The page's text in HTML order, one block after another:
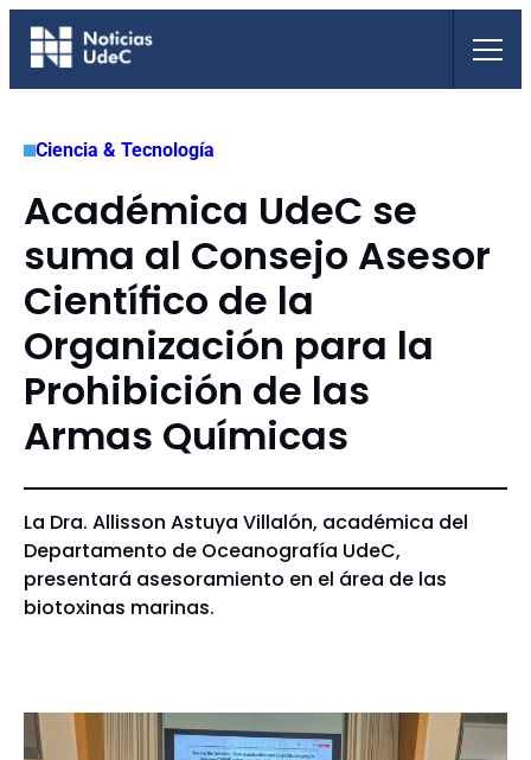
Saltar
Ciencia & Tecnología
Académica UdeC se
suma al Consejo Asesor
Científico de la
Organización para la
Prohibición de las
Armas Químicas
La Dra. Allisson Astuya Villalón, académica del
Departamento de Oceanografía UdeC,
presentará asesoramiento en el área de las
biotoxinas marinas.